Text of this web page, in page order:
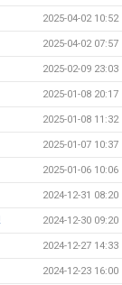
2025-04-02 10:52
2025-04-02 07:57
2025-02-09 23:03
2025-01-08 20:17
2025-01-08 11:32
2025-01-07 10:37
2025-01-06 10:06
2024-12-31 08:20
2024-12-30 09:20
2024-12-27 14:33
2024-12-23 16:00